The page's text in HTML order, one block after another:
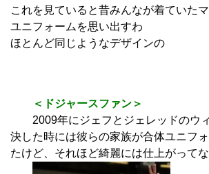
これを見ていると昔みんなが着ていた
ユニフォームを思い出すわ
ほとんど同じようなデザインの
＜ドジャースファン＞
2009年にジェフとジェレッドのウ
決した時には彼らの家族が合体ユニフ
たけど、それほど綺麗には仕上がって